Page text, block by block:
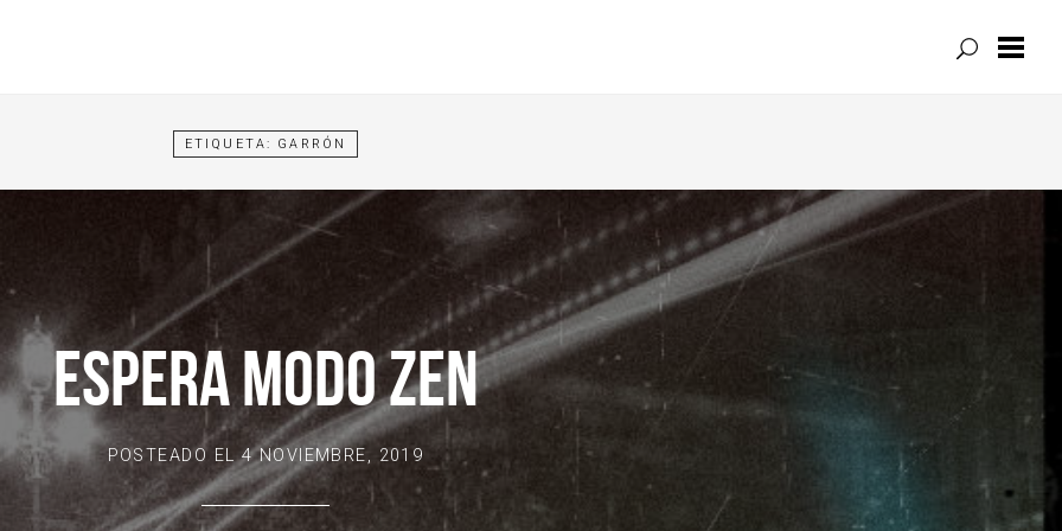
ETIQUETA: GARRÓN
ESPERA MODO ZEN
POSTEADO EL4 NOVIEMBRE, 2019